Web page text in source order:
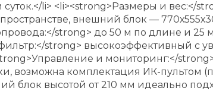
li> <li><strong>Размеры и вес:</
внешний блок —
strong> до 50 м по длине и 25
strong> высокоэффективный с
и мониторинг:</
возможна комплектация ИК-пультом
блок высотой от 210 мм идеально